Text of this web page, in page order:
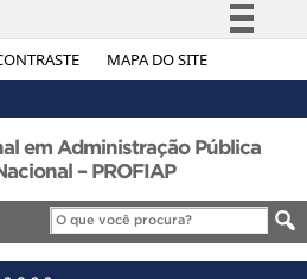
MAPA DO SITE
Simplifique!
Acesso à informação
Legislação
Canais
em Administração Pública
– PROFIAP